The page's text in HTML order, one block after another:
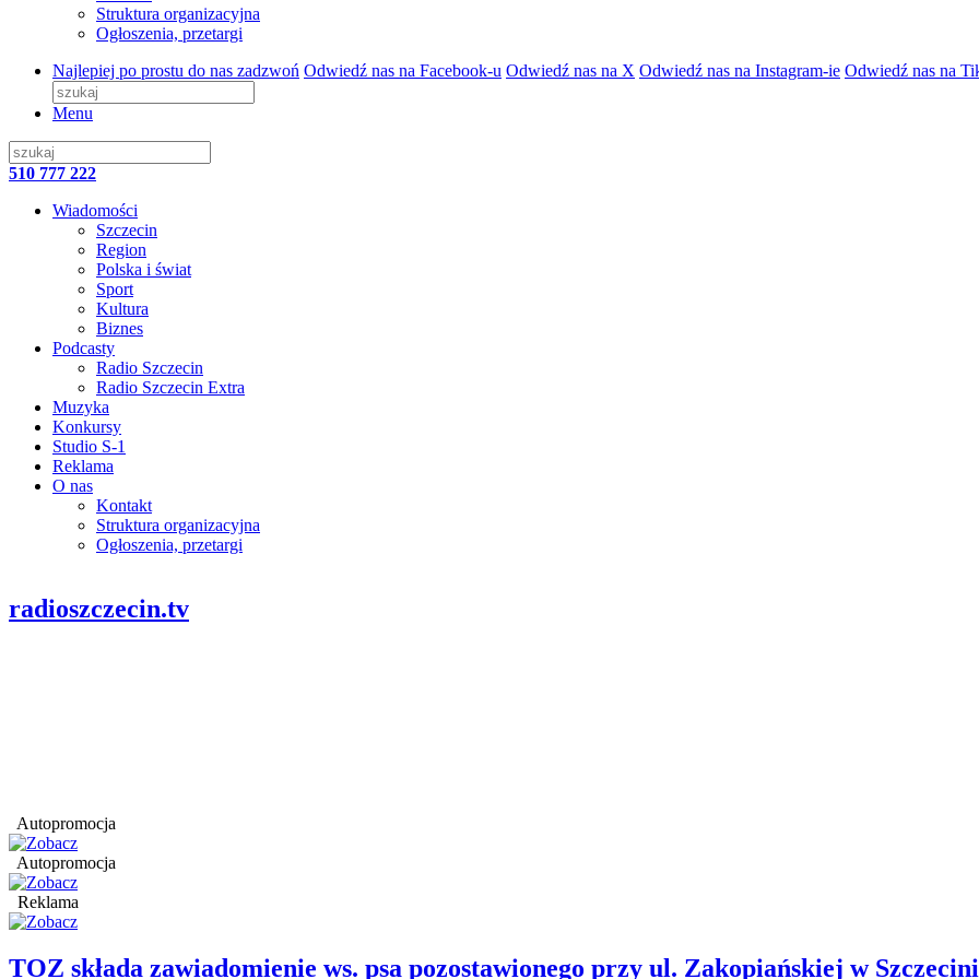
Struktura organizacyjna
Ogłoszenia, przetargi
Najlepiej po prostu do nas zadzwoń Odwiedź nas na Facebook-u Odwiedź nas na X Odwiedź nas na Instagram-ie Odwiedź nas na
Menu
510 777 222
Wiadomości
Szczecin
Region
Polska i świat
Sport
Kultura
Biznes
Podcasty
Radio Szczecin
Radio Szczecin Extra
Muzyka
Konkursy
Studio S-1
Reklama
O nas
Kontakt
Struktura organizacyjna
Ogłoszenia, przetargi
radioszczecin.tv
Autopromocja
Autopromocja
Reklama
TOZ składa zawiadomienie ws. psa pozostawionego przy ul. Zakopiańskiej w